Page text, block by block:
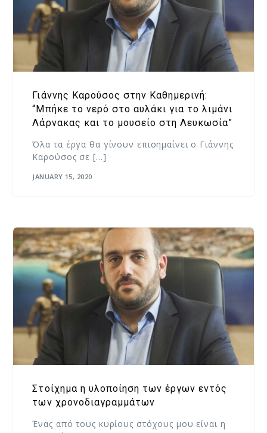
Γιάννης Καρούσος στην Καθημερινή:
“Μπήκε το νερό στο αυλάκι για το λιμάνι
Λάρνακας και το μουσείο στη Λευκωσία”
Όλα τα έργα θα γίνουν επισημαίνει ο Γιάννης
Καρούσος σε […]
JANUARY 15, 2020
Στοίχημα η υλοποίηση των έργων εντός
των χρονοδιαγραμμάτων
Ένας από τους κυρίους στόχους μου είναι η